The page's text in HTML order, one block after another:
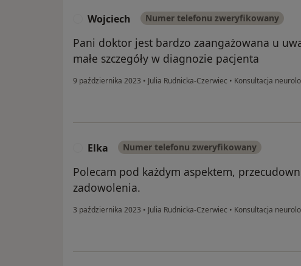
Wojciech Numer telefonu zweryfikowany
Pani doktor jest bardzo zaangażowana u
małe szczegóły w diagnozie pacjenta
9 października 2023 • Julia Rudnicka-Czerwiec • Konsultacja
Elka Numer telefonu zweryfikowany
Polecam pod każdym aspektem,
zadowolenia.
3 października 2023 • Julia Rudnicka-Czerwiec • Konsultacja